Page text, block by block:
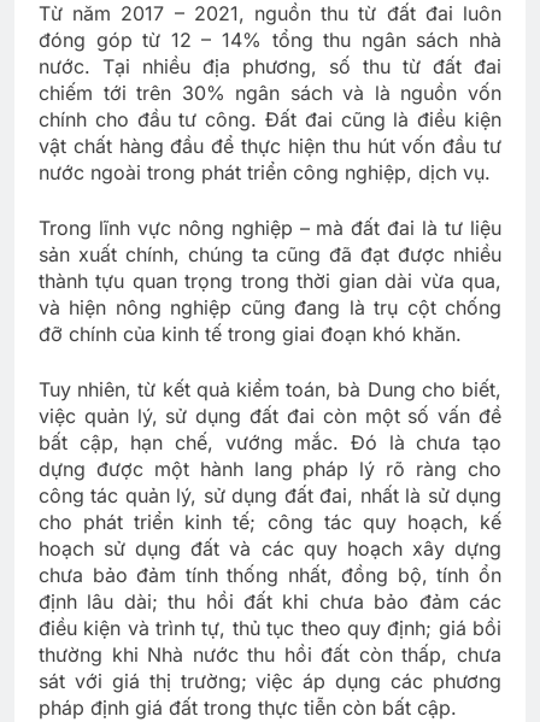
Từ năm 2017 – 2021, nguồn thu từ đất đai luôn
đóng góp từ 12 – 14% tổng thu ngân sách nhà
nước. Tại nhiều địa phương, số thu từ đất đai
chiếm tới trên 30% ngân sách và là nguồn vốn
chính cho đầu tư công. Đất đai cũng là điều kiện
vật chất hàng đầu để thực hiện thu hút vốn đầu tư
nước ngoài trong phát triển công nghiệp, dịch vụ.
Trong lĩnh vực nông nghiệp – mà đất đai là tư liệu
sản xuất chính, chúng ta cũng đã đạt được nhiều
thành tựu quan trọng trong thời gian dài vừa qua,
và hiện nông nghiệp cũng đang là trụ cột chống
đỡ chính của kinh tế trong giai đoạn khó khăn.
Tuy nhiên, từ kết quả kiểm toán, bà Dung cho biết,
việc quản lý, sử dụng đất đai còn một số vấn đề
bất cập, hạn chế, vướng mắc. Đó là chưa tạo
dựng được một hành lang pháp lý rõ ràng cho
công tác quản lý, sử dụng đất đai, nhất là sử dụng
cho phát triển kinh tế; công tác quy hoạch, kế
hoạch sử dụng đất và các quy hoạch xây dựng
chưa bảo đảm tính thống nhất, đồng bộ, tính ổn
định lâu dài; thu hồi đất khi chưa bảo đảm các
điều kiện và trình tự, thủ tục theo quy định; giá bồi
thường khi Nhà nước thu hồi đất còn thấp, chưa
sát với giá thị trường; việc áp dụng các phương
pháp định giá đất trong thực tiễn còn bất cập.